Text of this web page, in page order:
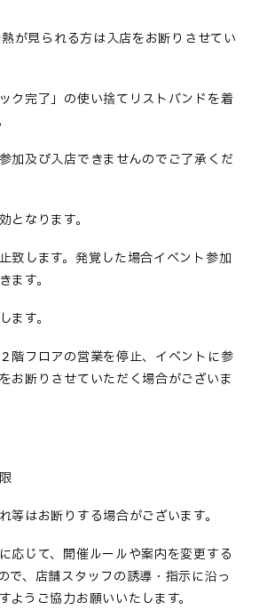
が見られる方は入店をお断りさせてい
ク完了」の使い捨てリストバンドを着
加及び入店できませんのでご了承くだ
なります。
致します。発覚した場合イベント参加
ます。
す。
階フロアの営業を停止、イベントに参
お断りさせていただく場合がございま
等はお断りする場合がございます。
応じて、開催ルールや案内を変更する
で、店舗スタッフの誘導・指示に沿っ
ようご協力お願いいたします。